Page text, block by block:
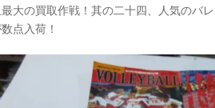
大の買取作戦！其の二十四、人気のバ
点入荷！